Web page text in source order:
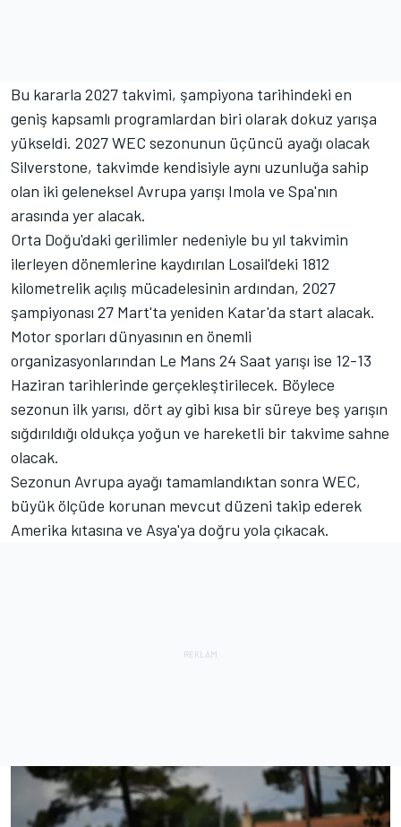
Bu kararla 2027 takvimi, şampiyona tarihindeki en
geniş kapsamlı programlardan biri olarak dokuz yarışa
yükseldi. 2027 WEC sezonunun üçüncü ayağı olacak
Silverstone, takvimde kendisiyle aynı uzunluğa sahip
olan iki geleneksel Avrupa yarışı Imola ve Spa'nın
arasında yer alacak.
Orta Doğu'daki gerilimler nedeniyle bu yıl takvimin
ilerleyen dönemlerine kaydırılan Losail'deki 1812
kilometrelik açılış mücadelesinin ardından, 2027
şampiyonası 27 Mart'ta yeniden Katar'da start alacak.
Motor sporları dünyasının en önemli
organizasyonlarından Le Mans 24 Saat yarışı ise 12-13
Haziran tarihlerinde gerçekleştirilecek. Böylece
sezonun ilk yarısı, dört ay gibi kısa bir süreye beş yarışın
sığdırıldığı oldukça yoğun ve hareketli bir takvime sahne
olacak.
Sezonun Avrupa ayağı tamamlandıktan sonra WEC,
büyük ölçüde korunan mevcut düzeni takip ederek
Amerika kıtasına ve Asya'ya doğru yola çıkacak.